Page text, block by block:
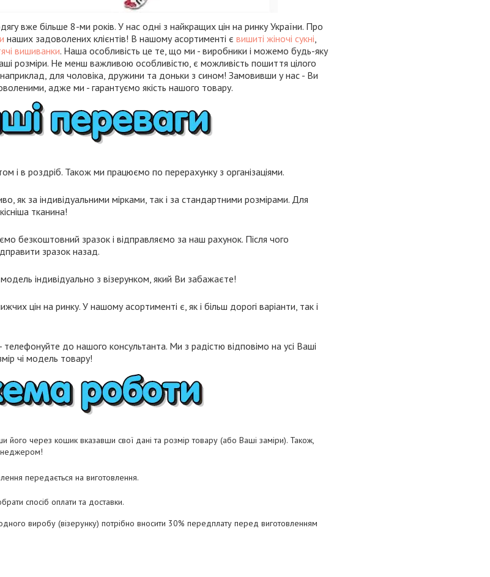
вже більше 8-ми років. У нас одні з найкращих цін на ринку України. Про
наших задоволених клієнтів! В нашому асортименті є вишиті жіночі сукні,
вишиванки. Наша особливість це те, що ми - виробники і можемо будь-яку
розміри. Не менш важливою особливістю, є можливість пошиття цілого
для чоловіка, дружини та доньки з сином! Замовивши у нас - Ви
адже ми - гарантуємо якість нашого товару.
і в роздріб. Також ми працюємо по перерахунку з організаціями.
як за індивідуальними мірками, так і за стандартними розмірами. Для
тканина!
безкоштовний зразок і відправляємо за наш рахунок. Після чого
зразок назад.
індивідуально з візерунком, який Ви забажаєте!
цін на ринку. У нашому асортименті є, як і більш дорогі варіанти, так і
до нашого консультанта. Ми з радістю відповімо на усі Ваші
чі модель товару!
через кошик вказавши свої дані та розмір товару (або Ваші заміри). Також,
передається на виготовлення.
спосіб оплати та доставки.
виробу (візерунку) потрібно вносити 30% передплату перед виготовленням